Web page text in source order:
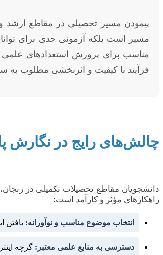
پیمودن مسیر تحصیلی در مقاطع ارشد
مسیر است بلکه آزمونی جدی برای
مناسب برای پرورش استعدادهای علمی
فرآیند با کیفیت و اثربخشی مطلوب به
چالش‌های رایج در نگارش
دانشجویان مقاطع تحصیلات تکمیلی در
راهکارهای مؤثر و کارآمد است:
انتخاب موضوع مناسب و نوآورانه: یافتن
دسترسی به منابع علمی معتبر: گرچه